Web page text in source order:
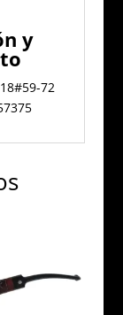
y
72